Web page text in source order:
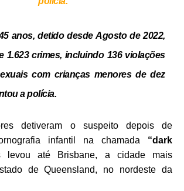
anos, detido desde Agosto de 2022,
1.623 crimes, incluindo 136 violações
com crianças menores de dez
a polícia.
detiveram o suspeito depois de
infantil na chamada “dark
até Brisbane, a cidade mais
de Queensland, no nordeste da